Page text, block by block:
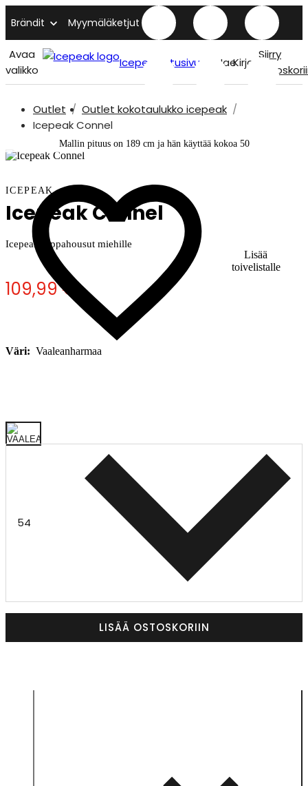
Brändit Myymäläketjut
Avaa
valikko
Icepeak etusivu HaeKirjaudu
Siirry
Outlet
Outlet kokotaulukko icepeak
Icepeak Connel
Lisää
toivelistalle
Mallin pituus on 189 cm ja hän käyttää kokoa 50
ICEPEAK
Icepeak Connel
Icepeak toppahousut miehille
109,99 €
Väri: Vaaleanharmaa
54
LISÄÄ OSTOSKORIIN